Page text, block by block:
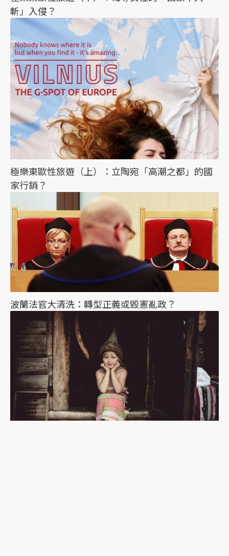
斬」入侵？
極樂東歐性旅遊（上）：立陶宛「高潮之都」的國
家行銷？
波蘭法官大清洗：轉型正義或毀憲亂政？